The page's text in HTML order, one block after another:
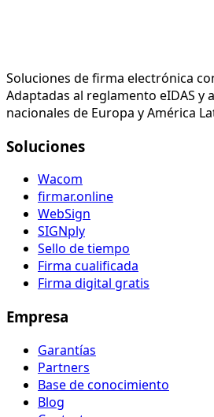
Soluciones de firma electrónica
Adaptadas al reglamento eIDAS y
nacionales de Europa y América
Soluciones
Wacom
firmar.online
WebSign
SIGNply
Sello de tiempo
Firma cualificada
Firma digital gratis
Empresa
Garantías
Partners
Base de conocimiento
Blog